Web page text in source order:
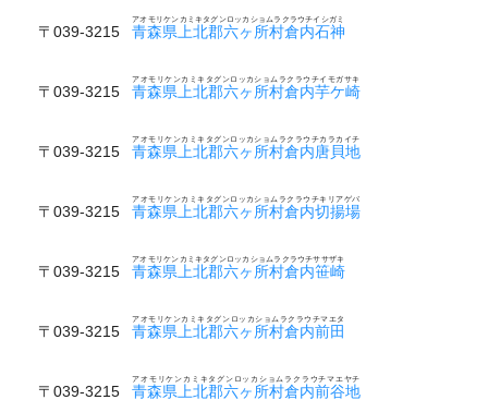
〒039-3215 青森県上北郡六ヶ所村倉内石神
アオモリケンカミキタグンロッカショムラクラウチイシガミ
〒039-3215 青森県上北郡六ヶ所村倉内芋ケ崎
アオモリケンカミキタグンロッカショムラクラウチイモガサキ
〒039-3215 青森県上北郡六ヶ所村倉内唐貝地
アオモリケンカミキタグンロッカショムラクラウチカラカイチ
〒039-3215 青森県上北郡六ヶ所村倉内切揚場
アオモリケンカミキタグンロッカショムラクラウチキリアゲバ
〒039-3215 青森県上北郡六ヶ所村倉内笹崎
アオモリケンカミキタグンロッカショムラクラウチササザキ
〒039-3215 青森県上北郡六ヶ所村倉内前田
アオモリケンカミキタグンロッカショムラクラウチマエタ
〒039-3215 青森県上北郡六ヶ所村倉内前谷地
アオモリケンカミキタグンロッカショムラクラウチマエヤチ